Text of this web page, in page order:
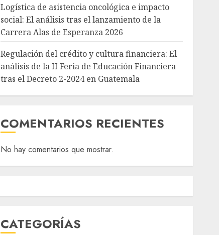
Logística de asistencia oncológica e impacto
social: El análisis tras el lanzamiento de la
Carrera Alas de Esperanza 2026
Regulación del crédito y cultura financiera: El
análisis de la II Feria de Educación Financiera
tras el Decreto 2-2024 en Guatemala
COMENTARIOS RECIENTES
No hay comentarios que mostrar.
CATEGORÍAS